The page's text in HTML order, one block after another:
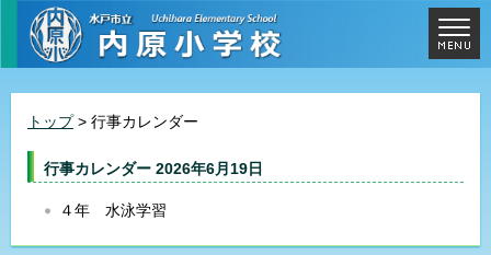
トップ> 行事カレンダー
行事カレンダー 2026年6月19日
４年 水泳学習